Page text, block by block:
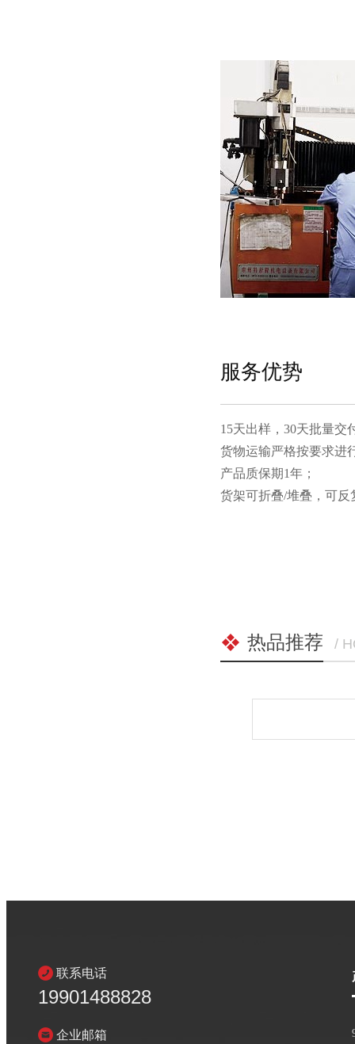
服务优势
15天出样，30天批量交付
货物运输严格按要求进行包
产品质保期1年；
货架可折叠/堆叠，可
热品推荐 /
联系电话
19901488828
企业邮箱